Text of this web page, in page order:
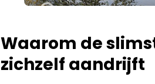
Waarom de
zichzelf aandrijft